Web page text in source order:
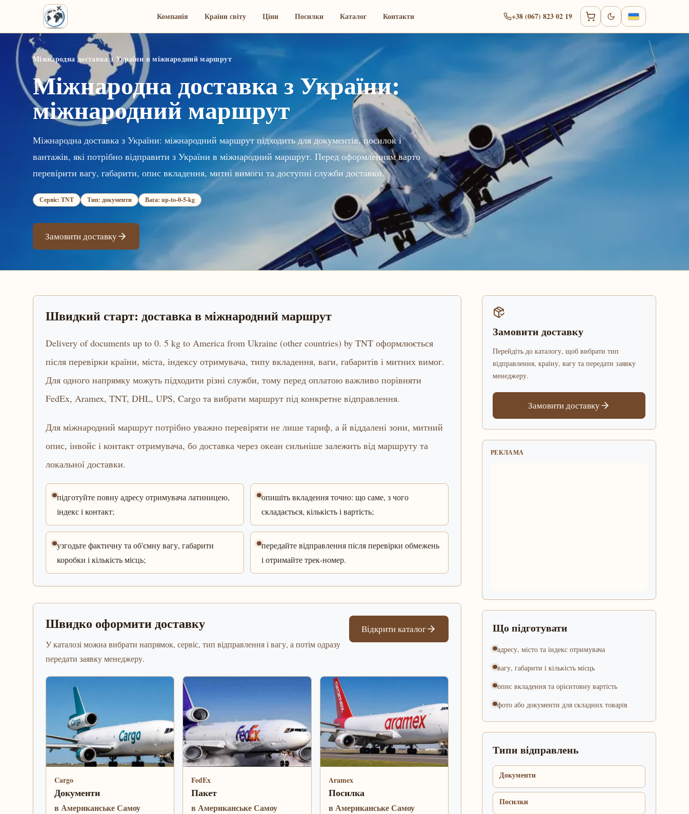
Компанія Країни світу Ціни Посилки Каталог Контакти +38 (067) 823 02 19
Міжнародна доставка з України в міжнародний маршрут
Міжнародна доставка з України:
міжнародний маршрут
Міжнародна доставка з України: міжнародний маршрут підходить для документів, посилок і
вантажів, які потрібно відправити з України в міжнародний маршрут. Перед оформленням варто
перевірити вагу, габарити, опис вкладення, митні вимоги та доступні служби доставки.
Сервіс: TNT Тип: документи Вага: up-to-0-5-kg
Замовити доставку
Швидкий старт: доставка в міжнародний маршрут
Delivery of documents up to 0. 5 kg to America from Ukraine (other countries) by TNT оформлюється
після перевірки країни, міста, індексу отримувача, типу вкладення, ваги, габаритів і митних вимог.
Для одного напрямку можуть підходити різні служби, тому перед оплатою важливо порівняти
FedEx, Aramex, TNT, DHL, UPS, Cargo та вибрати маршрут під конкретне відправлення.
Для міжнародний маршрут потрібно уважно перевіряти не лише тариф, а й віддалені зони, митний
опис, інвойс і контакт отримувача, бо доставка через океан сильніше залежить від маршруту та
локальної доставки.
підготуйте повну адресу отримувача латиницею,
індекс і контакт;
опишіть вкладення точно: що саме, з чого
складається, кількість і вартість;
узгодьте фактичну та об'ємну вагу, габарити
коробки і кількість місць;
передайте відправлення після перевірки обмежень
і отримайте трек-номер.
Швидко оформити доставку
У каталозі можна вибрати напрямок, сервіс, тип відправлення і вагу, а потім одразу
передати заявку менеджеру.
Відкрити каталог
Cargo
Документи
в Американське Самоу
FedEx
Пакет
в Американське Самоу
Aramex
Посилка
в Американське Самоу
Замовити доставку
Перейдіть до каталогу, щоб вибрати тип
відправлення, країну, вагу та передати заявку
менеджеру.
Замовити доставку
РЕКЛАМА
Що підготувати
адресу, місто та індекс отримувача
вагу, габарити і кількість місць
опис вкладення та орієнтовну вартість
фото або документи для складних товарів
Типи відправлень
Документи
Посилки